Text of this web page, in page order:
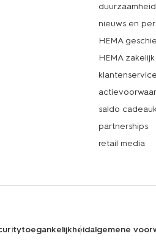
duurzaamheid
nieuws en
HEMA
HEMA zakelijk
klantenservice
saldo
partnerships
retail media
toegankelijkheidalgemene